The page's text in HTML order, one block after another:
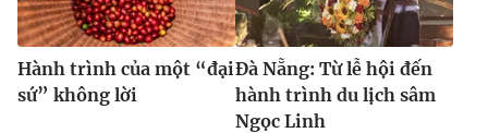
Hành trình của một “đại
sứ” không lời
Đà Nẵng: Từ lễ hội đến
hành trình du lịch sâm
Ngọc Linh